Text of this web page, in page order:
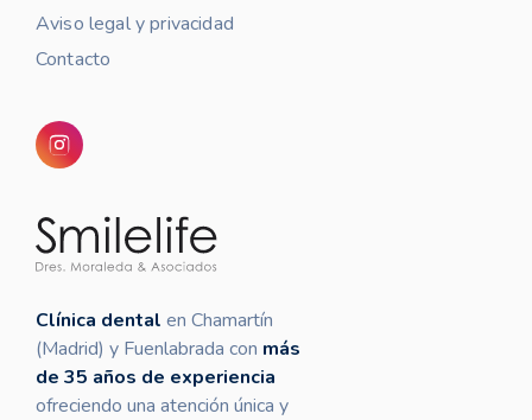
Aviso legal y privacidad
Contacto
Clínica dental en Chamartín
(Madrid) y Fuenlabrada con más
de 35 años de experiencia
ofreciendo una atención única y